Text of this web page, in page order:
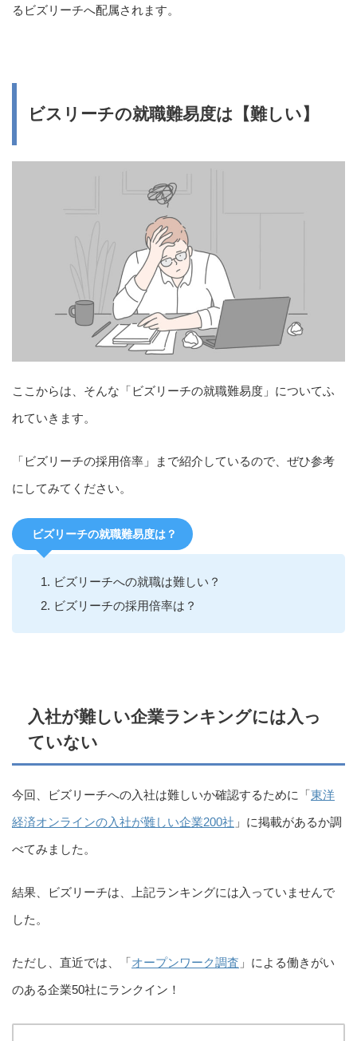
るビズリーチへ配属されます。
ビスリーチの就職難易度は【難しい】
ここからは、そんな「ビズリーチの就職難易度」についてふ
れていきます。
「ビズリーチの採用倍率」まで紹介しているので、ぜひ参考
にしてみてください。
ビズリーチの就職難易度は？
ビズリーチへの就職は難しい？
ビズリーチの採用倍率は？
入社が難しい企業ランキングには入っ
ていない
今回、ビズリーチへの入社は難しいか確認するために「東洋
経済オンラインの入社が難しい企業200社 」に掲載があるか調
べてみました。
結果、ビズリーチは、上記ランキングには入っていませんで
した。
ただし、直近では、「オープンワーク調査 」による働きがい
のある企業50社にランクイン！